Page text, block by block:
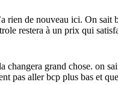
rien de nouveau ici. On
restera à un prix qui
changera grand chose. on
pas aller bcp plus bas et